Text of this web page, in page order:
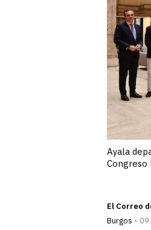
Ayala
Congreso
El Correo
Burgos